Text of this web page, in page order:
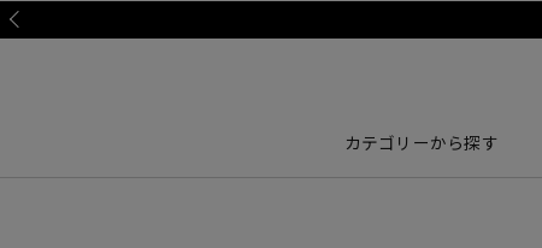
カテゴリーから探す